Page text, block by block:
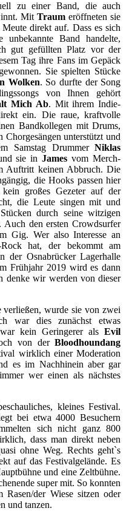
zu einer Band, die auch
MitTraumeröffneten sie
direkt auf. Dass es sich
Band handelte,
gut gefüllten Platz vor der
Tag ihre Fans im Gepäck
Sie spielten Stücke
Wolken. So durfte der Song
von Ihnen gehört
Mich Ab. Mit ihrem Indie-
ein. Die raue, kraftvolle
Bandkollegen mit Drums,
unterstützt und
Samstag DrummerNiklas
sie inJamesvom Merch-
Auftritt keinen Abbruch. Die
die Hooks passen hier
großes Gezeter auf der
die Leute singen mit und
durch seine witzigen
Auch den ersten Crowdsurfer
Gig. Wer also Interesse an
Rock hat, der bekommt am
der Osnabrücker Lagerhalle
Frühjahr 2019 wird es dann
denke wir werden von dieser
verließen, wurde sie von zwei
war dies zunächst etwas
kein Geringerer alsEvil
von derBloodhoundang
wirklich einer Moderation
es im Nachhinein aber gar
wer einen als nächstes
kleines Festival.
bei etwa 4000 Besuchern
sich nicht ganz 800
dass man direkt neben
ohne Weg. Rechts geht`s
auf das Festivalgelände. Es
und eine Zeltbühne.
super mit. So konnten
der Wiese sitzen oder
und tanzen.